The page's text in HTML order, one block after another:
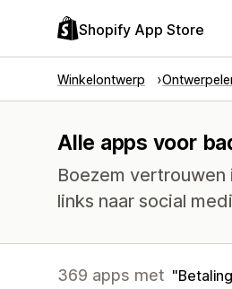
Shopify App Store
Winkelontwerp
Alle apps voor
Boezem
links naar social
369 apps met Betaling